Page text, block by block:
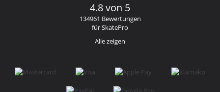
4.8 von 5
134961 Bewertungen
für SkatePro
Alle zeigen